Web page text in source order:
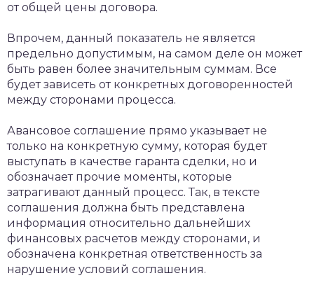
от общей цены договора.
Впрочем, данный показатель не является
предельно допустимым, на самом деле он может
быть равен более значительным суммам. Все
будет зависеть от конкретных договоренностей
между сторонами процесса.
Авансовое соглашение прямо указывает не
только на конкретную сумму, которая будет
выступать в качестве гаранта сделки, но и
обозначает прочие моменты, которые
затрагивают данный процесс. Так, в тексте
соглашения должна быть представлена
информация относительно дальнейших
финансовых расчетов между сторонами, и
обозначена конкретная ответственность за
нарушение условий соглашения.